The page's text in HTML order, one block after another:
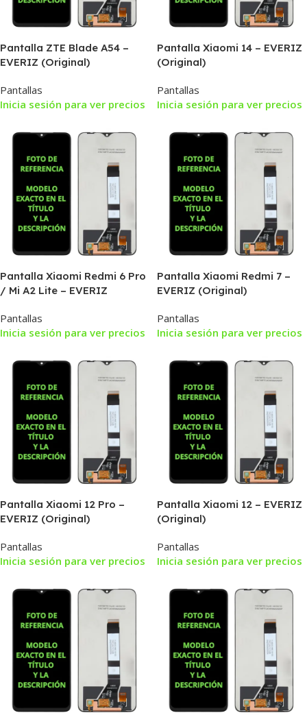
Pantalla ZTE Blade A54 –
EVERIZ (Original)
Pantallas
Inicia sesión para ver precios
Pantalla Xiaomi 14 – EVERIZ
(Original)
Pantallas
Inicia sesión para ver precios
Pantalla Xiaomi Redmi 6 Pro
/ Mi A2 Lite – EVERIZ
Pantallas
Inicia sesión para ver precios
Pantalla Xiaomi Redmi 7 –
EVERIZ (Original)
Pantallas
Inicia sesión para ver precios
Pantalla Xiaomi 12 Pro –
EVERIZ (Original)
Pantallas
Inicia sesión para ver precios
Pantalla Xiaomi 12 – EVERIZ
(Original)
Pantallas
Inicia sesión para ver precios